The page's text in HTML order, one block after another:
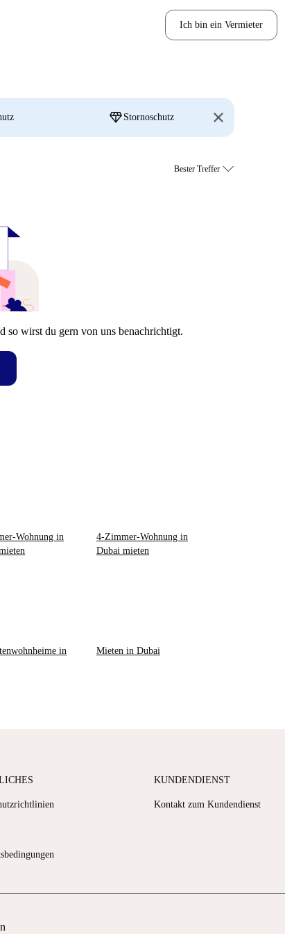
Ich bin ein Vermieter
diamond Stornoschutz
so wirst du gern von uns benachrichtigt.
Wohnung in
4-Zimmer-Wohnung in
Dubai mieten
in
Mieten in Dubai
KUNDENDIENST
Kontakt zum Kundendienst